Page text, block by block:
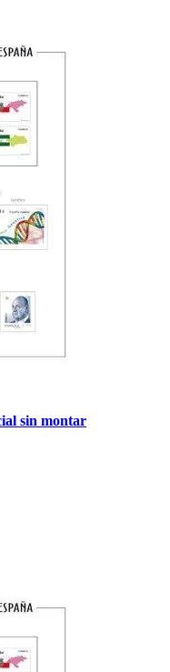
sin montar